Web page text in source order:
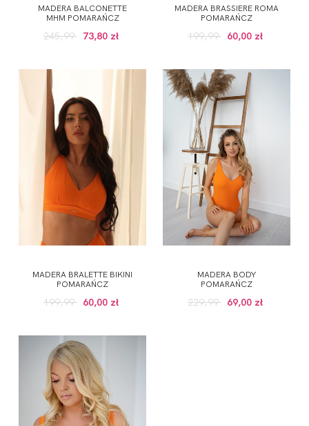
MADERA BALCONETTE
MHM POMARAŃCZ
245,99 73,80 zł
MADERA BRASSIERE ROMA
POMARAŃCZ
199,99 60,00 zł
MADERA BRALETTE BIKINI
POMARAŃCZ
199,99 60,00 zł
MADERA BODY
POMARAŃCZ
229,99 69,00 zł